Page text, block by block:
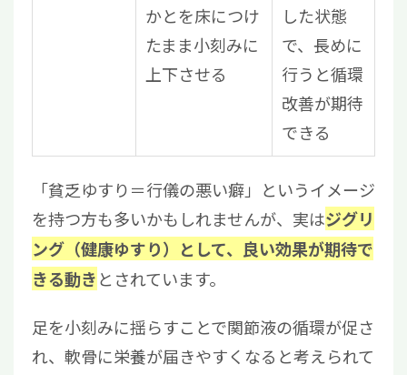
かとを床につけ
たまま小刻みに
上下させる
した状態
で、長めに
行うと循環
改善が期待
できる
「貧乏ゆすり＝行儀の悪い癖」というイメージ
を持つ方も多いかもしれませんが、実はジグリ
ング（健康ゆすり）として、良い効果が期待で
きる動きとされています。
足を小刻みに揺らすことで関節液の循環が促さ
れ、軟骨に栄養が届きやすくなると考えられて